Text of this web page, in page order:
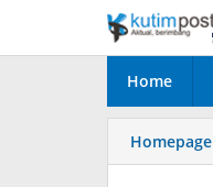
konten
Home
Homepage